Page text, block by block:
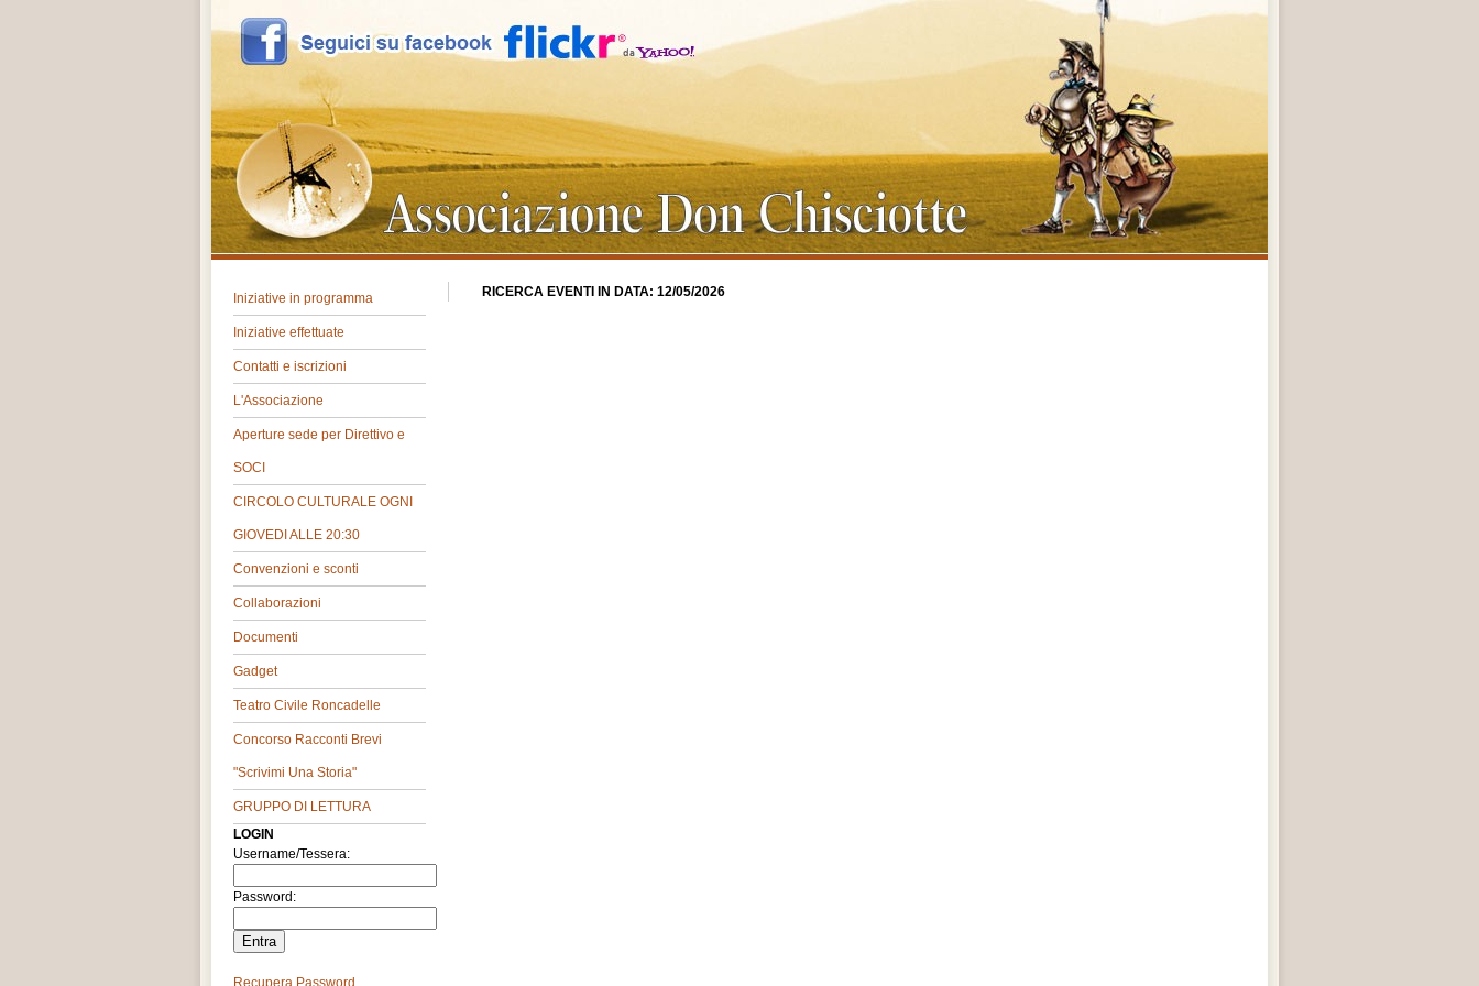
Iniziative in programma
Iniziative effettuate
Contatti e iscrizioni
L'Associazione
Aperture sede per Direttivo e
SOCI
CIRCOLO CULTURALE OGNI
GIOVEDI ALLE 20:30
Convenzioni e sconti
Collaborazioni
Documenti
Gadget
Teatro Civile Roncadelle
Concorso Racconti Brevi
"Scrivimi Una Storia"
GRUPPO DI LETTURA
LOGIN
Username/Tessera:
Password:
Recupera Password
RICERCA EVENTI IN DATA: 12/05/2026